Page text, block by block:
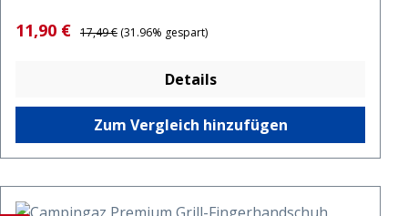
Verkaufspreis:
11,90 € Regulärer Preis:
17,49 € (31.96% gespart)
Details
Zum Vergleich hinzufügen